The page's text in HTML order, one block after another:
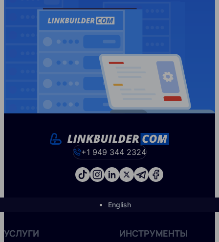
+1 949 344 2324
English
УСЛУГИ ИНСТРУМЕНТЫ